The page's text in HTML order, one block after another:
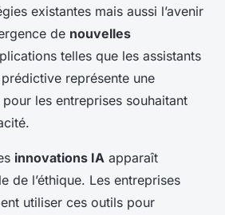
existantes mais aussi l’avenir
de nouvelles
telles que les assistants
représente une
les entreprises souhaitant
innovations IA apparaît
de l’éthique. Les entreprises
utiliser ces outils pour